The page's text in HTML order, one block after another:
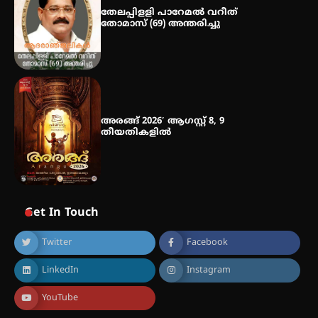
തേലപ്പിളളി പാറേമൽ വറീത്
തോമാസ് (69) അന്തരിച്ചു
അരങ്ങ് 2026′ ആഗസ്റ്റ് 8, 9
തീയതികളിൽ
Get In Touch
Twitter Facebook
LinkedIn Instagram
YouTube